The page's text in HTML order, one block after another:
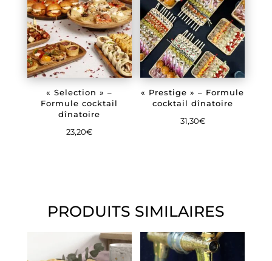
« Selection » –
Formule cocktail
dînatoire
23,20€
« Prestige » – Formule
cocktail dînatoire
31,30€
PRODUITS SIMILAIRES